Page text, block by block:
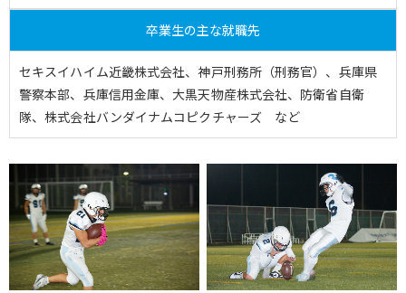
卒業生の主な就職先
セキスイハイム近畿株式会社、神戸刑務所（刑務官）、兵庫県
警察本部、兵庫信用金庫、大黒天物産株式会社、防衛省自衛
隊、株式会社バンダイナムコピクチャーズ など